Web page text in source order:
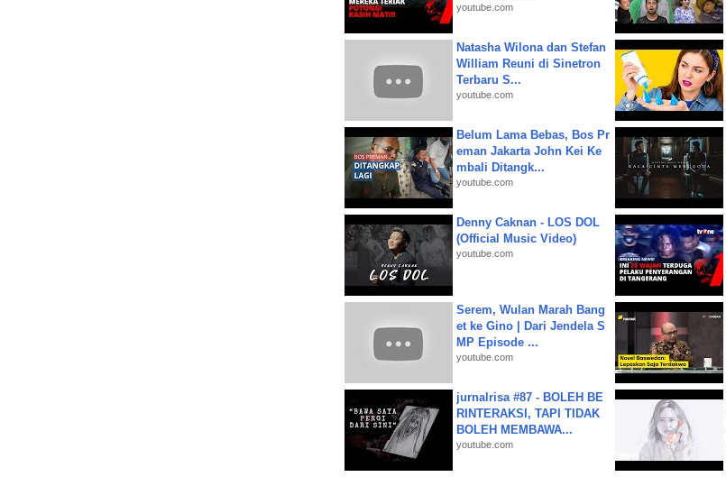
youtube.com
Natasha Wilona dan Stefan
William Reuni di Sinetron
Terbaru S...
youtube.com
Belum Lama Bebas, Bos Pr
eman Jakarta John Kei Ke
mbali Ditangk...
youtube.com
Denny Caknan - LOS DOL
(Official Music Video)
youtube.com
Serem, Wulan Marah Bang
et ke Gino | Dari Jendela S
MP Episode ...
youtube.com
jurnalrisa #87 - BOLEH BE
RINTERAKSI, TAPI TIDAK
BOLEH MEMBAWA...
youtube.com